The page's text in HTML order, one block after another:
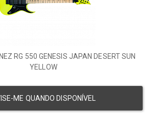
RG 550 GENESIS JAPAN DESERT SUN
YELLOW
ME QUANDO DISPONÍVEL